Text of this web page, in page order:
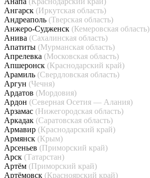
Ангарск (Иркутская область)
Андреаполь (Тверская область)
Анжеро-Судженск (Кемеровская область)
Анива (Сахалинская область)
Апатиты (Мурманская область)
Апрелевка (Московская область)
Апшеронск (Краснодарский край)
Арамиль (Свердловская область)
Аргун (Чечня)
Ардатов (Мордовия)
Ардон (Северная Осетия — Алания)
Арзамас (Нижегородская область)
Аркадак (Саратовская область)
Армавир (Краснодарский край)
Армянск (Крым)
Арсеньев (Приморский край)
Арск (Татарстан)
Артём (Приморский край)
Артёмовск (Красноярский край)